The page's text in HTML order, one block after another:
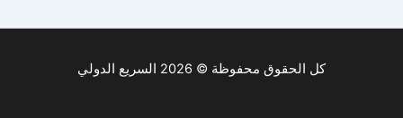
كل الحقوق محفوظة © 2026 السريع الدولي